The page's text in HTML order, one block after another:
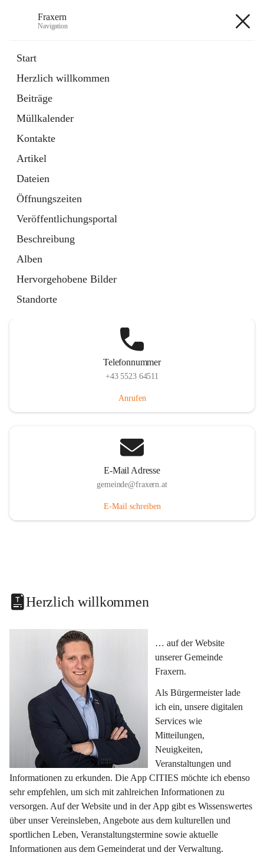
Fraxern
Navigation
Start
Herzlich willkommen
Beiträge
Müllkalender
Kontakte
Artikel
Dateien
Öffnungszeiten
Veröffentlichungsportal
Beschreibung
Alben
Hervorgehobene Bilder
Standorte
Ordner
in
Tab
Formulare
Artikel
öffnet
in
neuem
Tab
Telefonnummer
+43 5523 64511
Anrufen
E-Mail Adresse
gemeinde@fraxern.at
E-Mail schreiben
Herzlich willkommen
… auf der Website
unserer Gemeinde
Fraxern.
Als Bürgermeister lade
ich ein, unsere digitalen
Services wie
Mitteilungen,
Neuigkeiten,
Veranstaltungen und
Informationen zu erkunden. Die App CITIES möchte ich ebenso
sehr empfehlen, um sich mit zahlreichen Informationen zu
versorgen. Auf der Website und in der App gibt es Wissenswertes
über unser Vereinsleben, Angebote aus dem kulturellen und
sportlichen Leben, Veranstaltungstermine sowie aktuelle
Informationen aus dem Gemeinderat und der Verwaltung.